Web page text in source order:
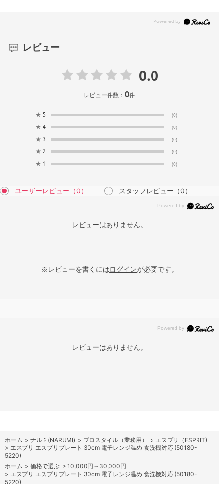
レビュー
0.0
レビュー件数：0件
★ 5 (0)
★ 4 (0)
★ 3 (0)
★ 2 (0)
★ 1 (0)
ユーザーレビュー （0） スタッフレビュー （0）
レビューはありません。
※レビューを書くにはログインが必要です。
レビューはありません。
ホーム > ナルミ(NARUMI) > プロスタイル（業務用） > エスプリ（ESPRIT)
> エスプリ エスプリプレート 30cm 電子レンジ温め 食洗機対応 (50180-
5220)
ホーム > 価格で選ぶ > 10,000円～30,000円
> エスプリ エスプリプレート 30cm 電子レンジ温め 食洗機対応 (50180-
5220)